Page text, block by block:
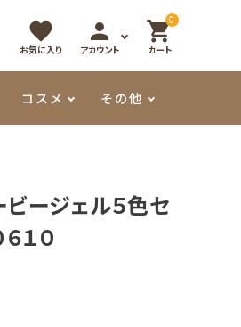
favorite
お気に入り
person
アカウント
0
shopping_cart
カート
ル
ル
コスメ その他
ージェル５色セ
１０